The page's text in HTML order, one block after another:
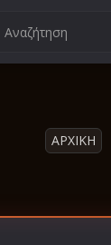
ΑΡΧΙΚΗ